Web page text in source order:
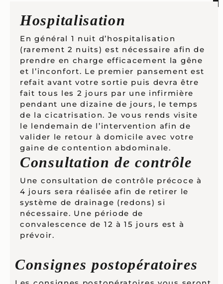
Hospitalisation
En général 1 nuit d’hospitalisation
(rarement 2 nuits) est nécessaire afin de
prendre en charge efficacement la gêne
et l’inconfort. Le premier pansement est
refait avant votre sortie puis devra être
fait tous les 2 jours par une infirmière
pendant une dizaine de jours, le temps
de la cicatrisation. Je vous rends visite
le lendemain de l’intervention afin de
valider le retour à domicile avec votre
gaine de contention abdominale.
Consultation de contrôle
Une consultation de contrôle précoce à
4 jours sera réalisée afin de retirer le
système de drainage (redons) si
nécessaire. Une période de
convalescence de 12 à 15 jours est à
prévoir.
Consignes postopératoires